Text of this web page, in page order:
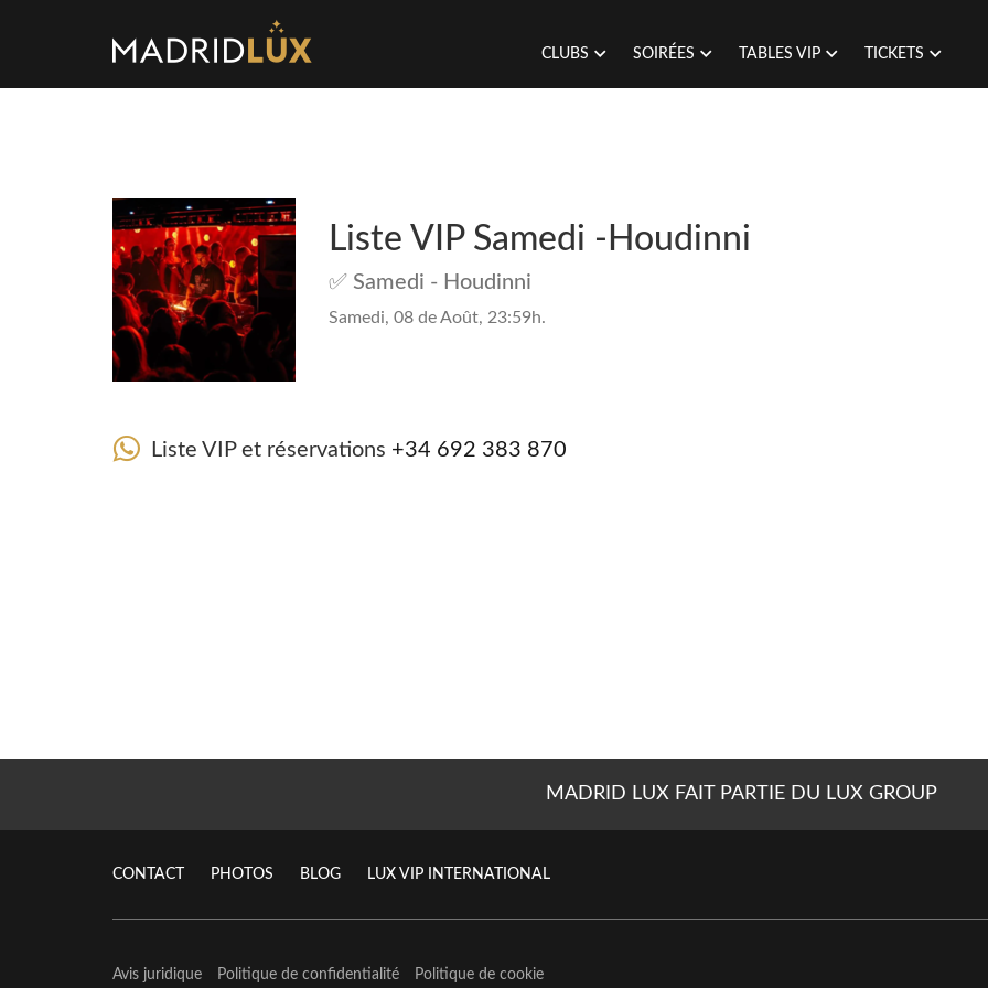
CLUBS SOIRÉES TABLES VIP TICKETS
Liste VIP Samedi -Houdinni
✅ Samedi - Houdinni
Samedi, 08 de Août, 23:59h.
Liste VIP et réservations +34 692 383 870
MADRID LUX FAIT PARTIE DU LUX GROUP
CONTACT PHOTOS BLOG LUX VIP INTERNATIONAL
Avis juridique Politique de confidentialité Politique de cookie